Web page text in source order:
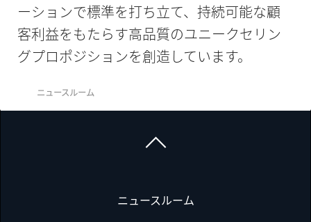
ーションで標準を打ち立て、持続可能な顧
客利益をもたらす高品質のユニークセリン
グプロポジションを創造しています。
ニュースルーム
ニュースルーム